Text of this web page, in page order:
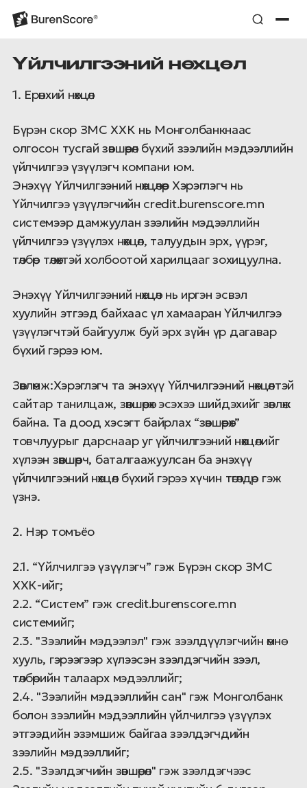
Үйлчилгээний нөхцөл
1. Ерөнхий нөхцөл
Бүрэн скор ЗМС ХХК нь Монголбанкнаас
олгосон тусгай зөвшөөрөл бүхий зээлийн мэдээллийн
үйлчилгээ үзүүлэгч компани юм.
Энэхүү Үйлчилгээний нөхцөлөөр Хэрэглэгч нь
Үйлчилгээ үзүүлэгчийн credit.burenscore.mn
системээр дамжуулан зээлийн мэдээллийн
үйлчилгээ үзүүлэх нөхцөл, талуудын эрх, үүрэг,
төлбөр төлөхтэй холбоотой харилцааг зохицуулна.
Энэхүү Үйлчилгээний нөхцөл нь иргэн эсвэл
хуулийн этгээд байхаас үл хамааран Үйлчилгээ
үзүүлэгчтэй байгуулж буй эрх зүйн үр дагавар
бүхий гэрээ юм.
Зөвлөмж:Хэрэглэгч та энэхүү Үйлчилгээний нөхцөлтэй
сайтар танилцаж, зөвшөөрөх эсэхээ шийдэхийг зөвлөж
байна. Та доод хэсэгт байрлах “зөвшөөрөх”
товчлуурыг дарснаар уг үйлчилгээний нөхцөлийг
хүлээн зөвшөөрч, баталгаажуулсан ба энэхүү
үйлчилгээний нөхцөл бүхий гэрээ хүчин төгөлдөр гэж
үзнэ.
2. Нэр томъёо
2.1. “Үйлчилгээ үзүүлэгч” гэж Бүрэн скор ЗМС
ХХК-ийг;
2.2. “Систем” гэж credit.burenscore.mn
системийг;
2.3. "Зээлийн мэдээлэл" гэж зээлдүүлэгчийн өмнө
хууль, гэрээгээр хүлээсэн зээлдэгчийн зээл,
төлбөрийн талаарх мэдээллийг;
2.4. "Зээлийн мэдээллийн сан" гэж Монголбанк
болон зээлийн мэдээллийн үйлчилгээ үзүүлэх
этгээдийн эзэмшиж байгаа зээлдэгчдийн
зээлийн мэдээллийг;
2.5. "Зээлдэгчийн зөвшөөрөл" гэж зээлдэгчээс